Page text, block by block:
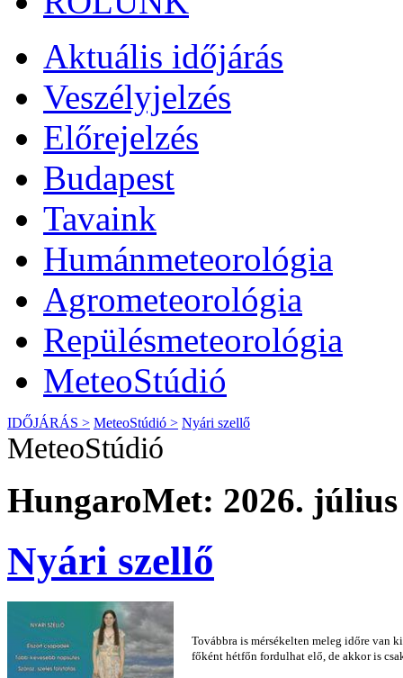
Aktuális időjárás
Veszélyjelzés
Előrejelzés
Budapest
Tavaink
Humánmeteorológia
Agrometeorológia
Repülésmeteorológia
MeteoStúdió
IDŐJÁRÁS > MeteoStúdió > Nyári szellő
MeteoStúdió
HungaroMet: 2026. július
Nyári szellő
Továbbra is mérsékelten meleg időre van
főként hétfőn fordulhat elő, de akkor is